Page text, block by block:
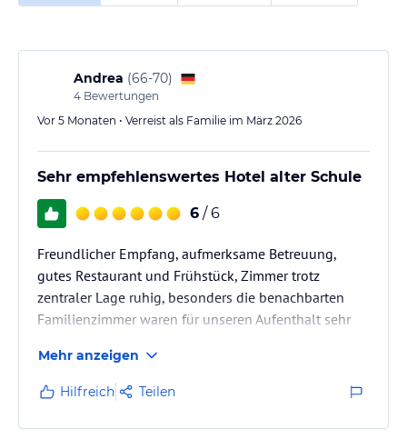
Andrea (66-70)
4 Bewertungen
Vor 5 Monaten • Verreist als Familie im März 2026
Sehr empfehlenswertes Hotel alter Schule
6 / 6
Freundlicher Empfang, aufmerksame Betreuung,
gutes Restaurant und Frühstück, Zimmer trotz
zentraler Lage ruhig, besonders die benachbarten
Familienzimmer waren für unseren Aufenthalt sehr
dies aber in bester Qualität.
Mehr anzeigen
Hilfreich Teilen